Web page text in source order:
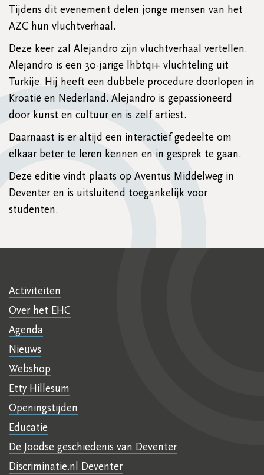
Tijdens dit evenement delen jonge mensen van het
AZC hun vluchtverhaal.
Deze keer zal Alejandro zijn vluchtverhaal vertellen.
Alejandro is een 30-jarige lhbtqi+ vluchteling uit
Turkije. Hij heeft een dubbele procedure doorlopen in
Kroatië en Nederland. Alejandro is gepassioneerd
door kunst en cultuur en is zelf artiest.
Daarnaast is er altijd een interactief gedeelte om
elkaar beter te leren kennen en in gesprek te gaan.
Deze editie vindt plaats op Aventus Middelweg in
Deventer en is uitsluitend toegankelijk voor
studenten.
Activiteiten
Over het EHC
Agenda
Nieuws
Webshop
Etty Hillesum
Openingstijden
Educatie
De Joodse geschiedenis van Deventer
Discriminatie.nl Deventer